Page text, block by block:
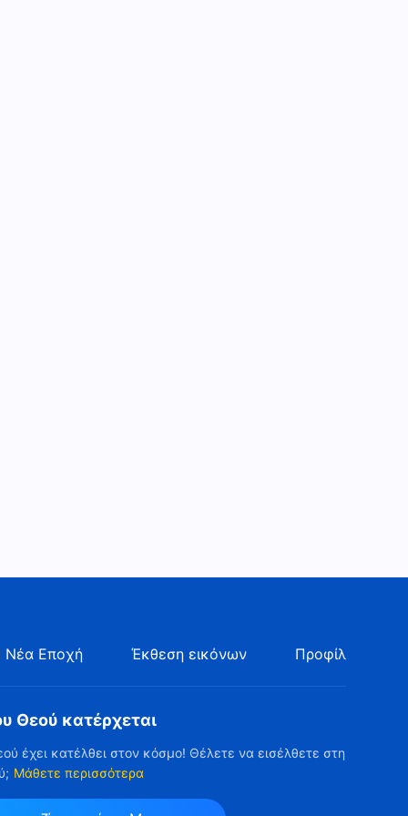
Νέα Εποχή Έκθεση εικόνων Προφίλ
Θεού κατέρχεται
έχει κατέλθει στον κόσμο! Θέλετε να εισέλθετε στη
Μάθετε περισσότερα